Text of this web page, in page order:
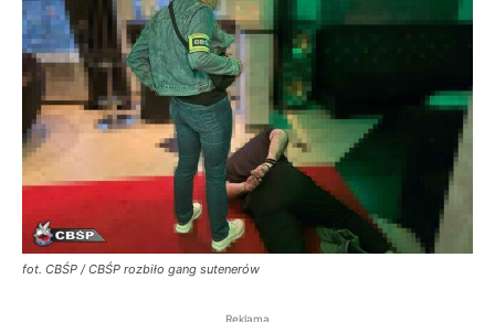
fot. CBŚP / CBŚP rozbiło gang sutenerów
Reklama